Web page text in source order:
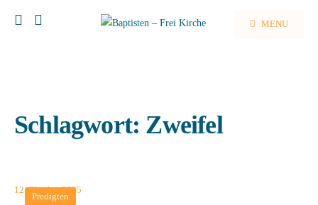
MENU
Schlagwort: Zweifel
Predigten
12. Oktober 2025